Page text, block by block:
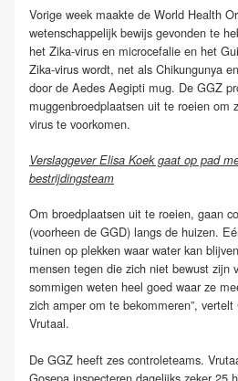
Vorige week maakte de World Health
wetenschappelijk bewijs gevonden te
het Zika-virus en microcefalie en het
Zika-virus wordt, net als Chikungunya
door de Aedes Aegipti mug. De GGZ
muggenbroedplaatsen uit te roeien om
virus te voorkomen.
Verslaggever Elisa Koek gaat op pad
bestrijdingsteam
Om broedplaatsen uit te roeien, gaan
(voorheen de GGD) langs de huizen.
tuinen op plekken waar water kan
mensen tegen die zich niet bewust zijn
sommigen weten heel goed waar ze
zich amper om te bekommeren”,
Vrutaal.
De GGZ heeft zes controleteams.
Gosepa inspecteren dagelijks zeker 25